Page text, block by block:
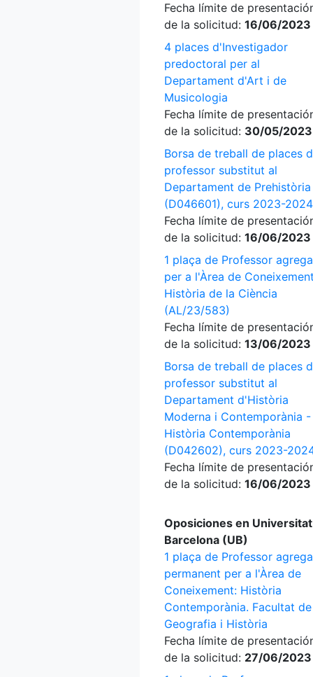
Fecha límite de
de la solicitud: 16/06/2023
4 places d'Investigador
predoctoral per al
Departament d'Art i de
Musicologia
Fecha límite de
de la solicitud: 30/05/2023
Borsa de treball de places
professor substitut al
Departament de Prehistòria
(D046601), curs 2023-2024
Fecha límite de
de la solicitud: 16/06/2023
1 plaça de Professor
per a l'Àrea de
Història de la Ciència
(AL/23/583)
Fecha límite de
de la solicitud: 13/06/2023
Borsa de treball de places
professor substitut al
Departament d'Història
Moderna i Contemporània -
Història Contemporània
(D042602), curs 2023-
Fecha límite de
de la solicitud: 16/06/2023
Oposiciones en
Barcelona (UB)
1 plaça de Professor
permanent per a l'Àrea de
Coneixement: Història
Contemporània. Facultat de
Geografia i Història
Fecha límite de
de la solicitud: 27/06/2023